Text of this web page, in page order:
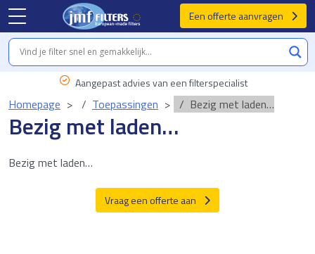
Een offerte aanvragen
Aangepast advies van een filterspecialist
Homepage Toepassingen Bezig met laden…
Bezig met laden…
Bezig met laden…
Vraag een offerte aan